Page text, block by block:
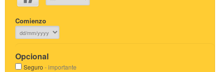
Comienzo
Opcional
Seguro - importante